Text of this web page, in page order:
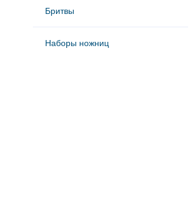
Бритвы
Наборы ножниц